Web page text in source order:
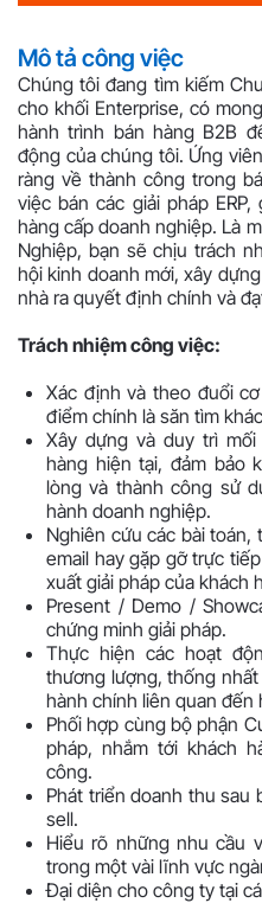
Mô tả công việc
Chúng tôi đang tìm kiếm
cho khối Enterprise, có
hành trình bán hàng B2B
động của chúng tôi. Ứng
ràng về thành công trong
việc bán các giải pháp
hàng cấp doanh nghiệp. Là
Nghiệp, bạn sẽ chịu trách
hội kinh doanh mới, xây
nhà ra quyết định chính và
Trách nhiệm công việc:
Xác định và theo đuổi
điểm chính là săn tìm
Xây dựng và duy trì
hàng hiện tại, đảm bảo
lòng và thành công sử
hành doanh nghiệp.
Nghiên cứu các bài
email hay gặp gỡ trực
xuất giải pháp của khách
Present / Demo /
chứng minh giải pháp.
Thực hiện các hoạt
thương lượng, thống
hành chính liên quan đến
Phối hợp cùng bộ phận
pháp, nhắm tới khách
công.
Phát triển doanh thu sau
sell.
Hiểu rõ những nhu cầu
trong một vài lĩnh vực
Đại diện cho công ty tại